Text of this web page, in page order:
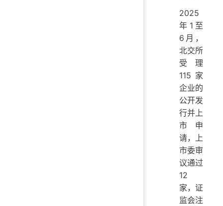
2025
年1至
6月，
北交所
受理
115家
企业的
公开发
行并上
市申
请，上
市委审
议通过
12
家，证
监会注